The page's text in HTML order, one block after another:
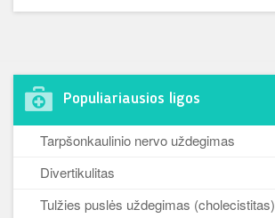
Populiariausios ligos
Tarpšonkaulinio nervo uždegimas
Divertikulitas
Tulžies puslės uždegimas (cholecistitas)